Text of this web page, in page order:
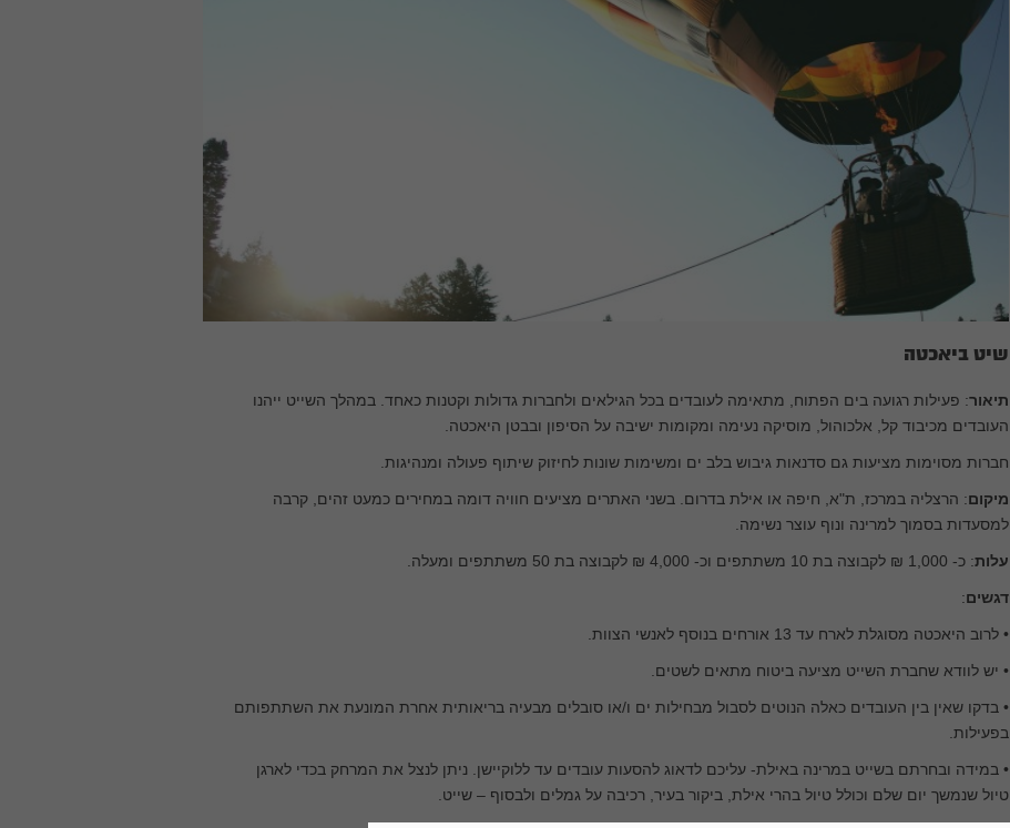
שיט ביאכטה
תיאור: פעילות רגועה בים הפתוח, מתאימה לעובדים בכל הגילאים ולחברות גדולות וקטנות כאחד. במהלך השייט ייהנו
העובדים מכיבוד קל, אלכוהול, מוסיקה נעימה ומקומות ישיבה על הסיפון ובבטן היאכטה.
חברות מסוימות מציעות גם סדנאות גיבוש בלב ים ומשימות שונות לחיזוק שיתוף פעולה ומנהיגות.
מיקום: הרצליה במרכז, ת"א, חיפה או אילת בדרום. בשני האתרים מציעים חוויה דומה במחירים כמעט זהים, קרבה
למסעדות בסמוך למרינה ונוף עוצר נשימה.
עלות: כ- 1,000 ₪ לקבוצה בת 10 משתתפים וכ- 4,000 ₪ לקבוצה בת 50 משתתפים ומעלה.
דגשים:
• לרוב היאכטה מסוגלת לארח עד 13 אורחים בנוסף לאנשי הצוות.
• יש לוודא שחברת השייט מציעה ביטוח מתאים לשטים.
• בדקו שאין בין העובדים כאלה הנוטים לסבול מבחילות ים ו/או סובלים מבעיה בריאותית אחרת המונעת את השתתפותם
בפעילות.
• במידה ובחרתם בשייט במרינה באילת- עליכם לדאוג להסעות עובדים עד ללוקיישן. ניתן לנצל את המרחק בכדי לארגן
טיול שנמשך יום שלם וכולל טיול בהרי אילת, ביקור בעיר, רכיבה על גמלים ולבסוף – שייט.